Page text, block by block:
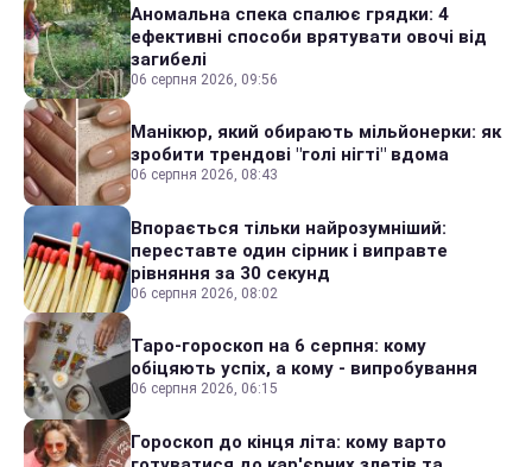
Аномальна спека спалює грядки: 4
ефективні способи врятувати овочі від
загибелі
06 серпня 2026, 09:56
Манікюр, який обирають мільйонерки: як
зробити трендові "голі нігті" вдома
06 серпня 2026, 08:43
Впорається тільки найрозумніший:
переставте один сірник і виправте
рівняння за 30 секунд
06 серпня 2026, 08:02
Таро-гороскоп на 6 серпня: кому
обіцяють успіх, а кому - випробування
06 серпня 2026, 06:15
Гороскоп до кінця літа: кому варто